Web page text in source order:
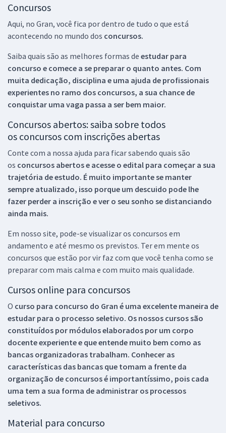
Concursos
Aqui, no Gran, você fica por dentro de tudo o que está
acontecendo no mundo dos concursos.
Saiba quais são as melhores formas de estudar para
concurso e comece a se preparar o quanto antes. Com
muita dedicação, disciplina e uma ajuda de profissionais
experientes no ramo dos concursos, a sua chance de
conquistar uma vaga passa a ser bem maior.
Concursos abertos: saiba sobre todos
os concursos com inscrições abertas
Conte com a nossa ajuda para ficar sabendo quais são
os concursos abertos e acesse o edital para começar a sua
trajetória de estudo. É muito importante se manter
sempre atualizado, isso porque um descuido pode lhe
fazer perder a inscrição e ver o seu sonho se distanciando
ainda mais.
Em nosso site, pode-se visualizar os concursos em
andamento e até mesmo os previstos. Ter em mente os
concursos que estão por vir faz com que você tenha como se
preparar com mais calma e com muito mais qualidade.
Cursos online para concursos
O curso para concurso do Gran é uma excelente maneira de
estudar para o processo seletivo. Os nossos cursos são
constituídos por módulos elaborados por um corpo
docente experiente e que entende muito bem como as
bancas organizadoras trabalham. Conhecer as
características das bancas que tomam a frente da
organização de concursos é importantíssimo, pois cada
uma tem a sua forma de administrar os processos
seletivos.
Material para concurso